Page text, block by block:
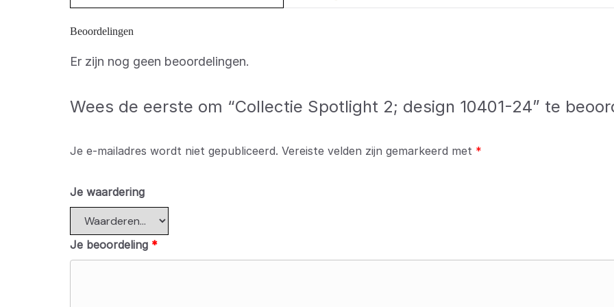
Beoordelingen
Er zijn nog geen beoordelingen.
Wees de eerste om “Collectie Spotlight 2; design 10401-24” te
Je e-mailadres wordt niet gepubliceerd. Vereiste velden zijn gemarkeerd met *
Je waardering
Je beoordeling *